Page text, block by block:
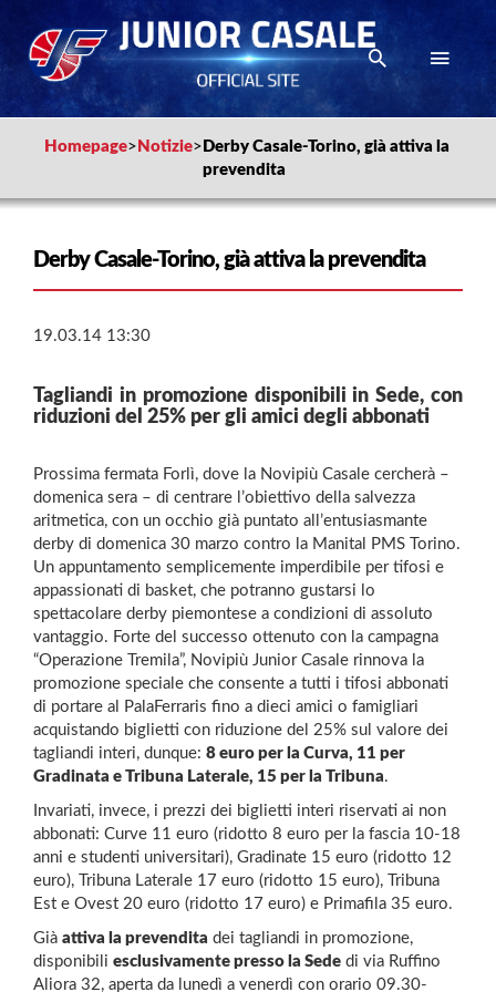
Homepage> Notizie> Derby Casale-Torino, già attiva la
prevendita
Derby Casale-Torino, già attiva la prevendita
19.03.14 13:30
Tagliandi in promozione disponibili in Sede, con
riduzioni del 25% per gli amici degli abbonati
Prossima fermata Forlì, dove la Novipiù Casale cercherà –
domenica sera – di centrare l’obiettivo della salvezza
aritmetica, con un occhio già puntato all’entusiasmante
derby di domenica 30 marzo contro la Manital PMS Torino.
Un appuntamento semplicemente imperdibile per tifosi e
appassionati di basket, che potranno gustarsi lo
spettacolare derby piemontese a condizioni di assoluto
vantaggio. Forte del successo ottenuto con la campagna
“Operazione Tremila”, Novipiù Junior Casale rinnova la
promozione speciale che consente a tutti i tifosi abbonati
di portare al PalaFerraris fino a dieci amici o famigliari
acquistando biglietti con riduzione del 25% sul valore dei
tagliandi interi, dunque: 8 euro per la Curva, 11 per
Gradinata e Tribuna Laterale, 15 per la Tribuna.
Invariati, invece, i prezzi dei biglietti interi riservati ai non
abbonati: Curve 11 euro (ridotto 8 euro per la fascia 10-18
anni e studenti universitari), Gradinate 15 euro (ridotto 12
euro), Tribuna Laterale 17 euro (ridotto 15 euro), Tribuna
Est e Ovest 20 euro (ridotto 17 euro) e Primafila 35 euro.
Già attiva la prevendita dei tagliandi in promozione,
disponibili esclusivamente presso la Sede di via Ruffino
Aliora 32, aperta da lunedì a venerdì con orario 09.30-